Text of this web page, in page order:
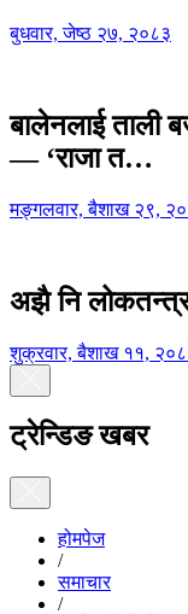
बुधवार, जेष्ठ २७, २०८३
बालेनलाई ताली
— ‘राजा त…
मङ्गलवार, बैशाख २९,
अझै नि
शुक्रवार, बैशाख ११,
ट्रेन्डिङ खबर
होमपेज
/
समाचार
/